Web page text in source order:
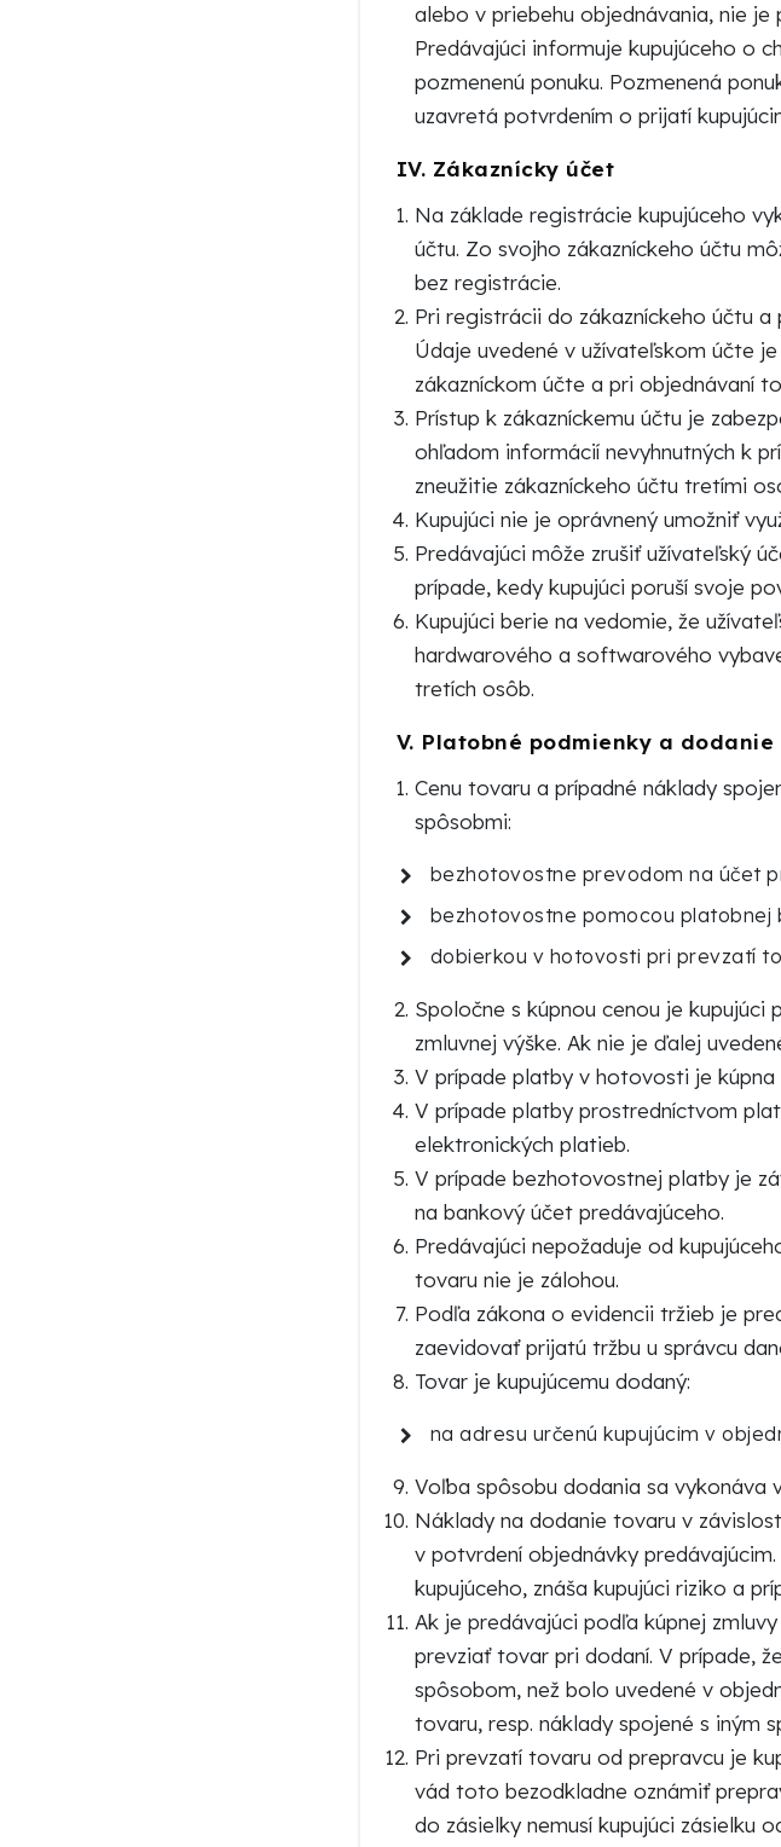
alebo v priebehu objednávania, nie
Predávajúci informuje kupujúceho o
pozmenenú ponuku. Pozmenená
uzavretá potvrdením o prijatí
IV. Zákaznícky účet
Na základe registrácie kupujúceho
účtu. Zo svojho zákazníckeho účtu
bez registrácie.
Pri registrácii do zákazníckeho účtu
Údaje uvedené v užívateľskom účte
zákazníckom účte a pri objednávaní
Prístup k zákazníckemu účtu je
ohľadom informácií nevyhnutných k
zneužitie zákazníckeho účtu tretími
Kupujúci nie je oprávnený umožniť
Predávajúci môže zrušiť užívateľský
prípade, kedy kupujúci poruší svoje
Kupujúci berie na vedomie, že
hardwarového a softwarového
tretích osôb.
V. Platobné podmienky a dodanie
Cenu tovaru a prípadné náklady
spôsobmi:
bezhotovostne prevodom na účet
bezhotovostne pomocou platobnej
dobierkou v hotovosti pri prevzatí
Spoločne s kúpnou cenou je
zmluvnej výške. Ak nie je ďalej
V prípade platby v hotovosti je
V prípade platby prostredníctvom
elektronických platieb.
V prípade bezhotovostnej platby je
na bankový účet predávajúceho.
Predávajúci nepožaduje od
tovaru nie je zálohou.
Podľa zákona o evidencii tržieb je
zaevidovať prijatú tržbu u správcu
Tovar je kupujúcemu dodaný:
na adresu určenú kupujúcim v
Voľba spôsobu dodania sa vykonáva
Náklady na dodanie tovaru v
v potvrdení objednávky
kupujúceho, znáša kupujúci riziko a
Ak je predávajúci podľa kúpnej
prevziať tovar pri dodaní. V prípade,
spôsobom, než bolo uvedené v
tovaru, resp. náklady spojené s iným
Pri prevzatí tovaru od prepravcu je
vád toto bezodkladne oznámiť
do zásielky nemusí kupujúci zásielku